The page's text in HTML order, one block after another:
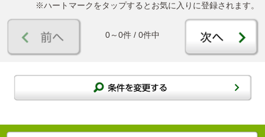
※ハートマークをタップするとお気に入りに登録されます。
0～0件 / 0件中